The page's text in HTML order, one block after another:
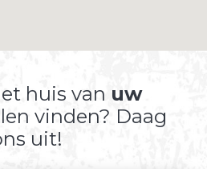
huis van uw
vinden? Daag
uit!